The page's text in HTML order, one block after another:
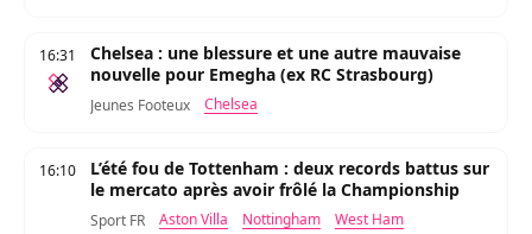
16:31
Chelsea : une blessure et une autre mauvaise
nouvelle pour Emegha (ex RC Strasbourg)
Jeunes Footeux Chelsea
16:10
L’été fou de Tottenham : deux records battus sur
le mercato après avoir frôlé la Championship
Sport FR Aston Villa Nottingham West Ham